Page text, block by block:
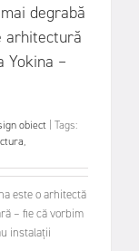
degrabă
arhitectură
Yokina –
obiect | Tags:
,
este o arhitectă
– fie că vorbim
instalații